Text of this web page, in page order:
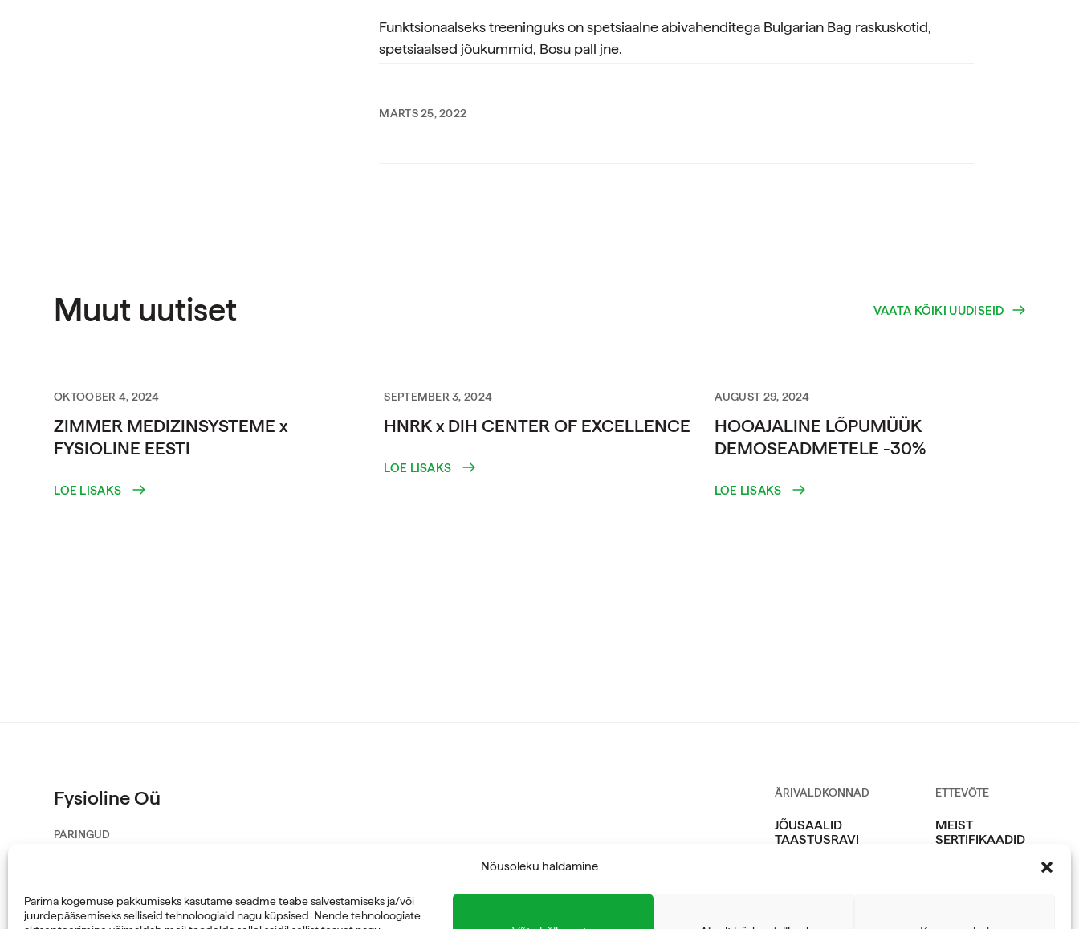
Nõusoleku haldamine
Parima kogemuse pakkumiseks kasutame seadme teabe salvestamiseks ja/või
juurdepääsemiseks selliseid tehnoloogiaid nagu küpsised. Nende tehnoloogiate
Funktsionaalseks treeninguks on spetsiaalne abivahenditega Bulgarian Bag raskuskotid,
spetsiaalsed jõukummid, Bosu pall jne.
MÄRTS 25, 2022
Muut uutiset VAATA KÕIKI UUDISEID
OKTOOBER 4, 2024
ZIMMER MEDIZINSYSTEME x
FYSIOLINE EESTI
LOE LISAKS
SEPTEMBER 3, 2024
HNRK x DIH CENTER OF EXCELLENCE
LOE LISAKS
AUGUST 29, 2024
HOOAJALINE LÕPUMÜÜK
DEMOSEADMETELE -30%
LOE LISAKS
Fysioline Oü
PÄRINGUD
service@fysioline.ee
ÄRIVALDKONNAD
JÕUSAALID
TAASTUSRAVI
ETTEVÕTE
MEIST
SERTIFIKAADID